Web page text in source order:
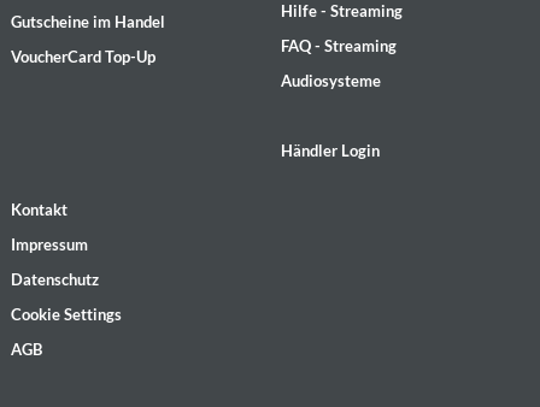
Gutscheine im Handel
VoucherCard Top-Up
Hilfe - Streaming
FAQ - Streaming
Audiosysteme
Händler Login
Kontakt
Impressum
Datenschutz
Cookie Settings
AGB